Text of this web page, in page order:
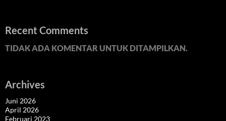
Recent Comments
TIDAK ADA KOMENTAR UNTUK DITAMPILKAN.
Archives
Juni 2026
April 2026
Februari 2023